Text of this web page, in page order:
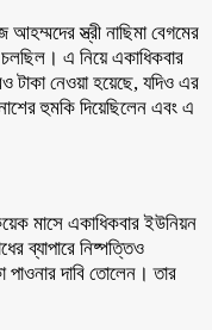
স্ত্রী নাছিমা বেগমের
চলছিল। এ নিয়ে একাধিকবার
টাকা নেওয়া হয়েছে, যদিও এর
হুমকি দিয়েছিলেন এবং এ
মাসে একাধিকবার ইউনিয়ন
ব্যাপারে নিষ্পত্তিও
দাবি তোলেন। তার